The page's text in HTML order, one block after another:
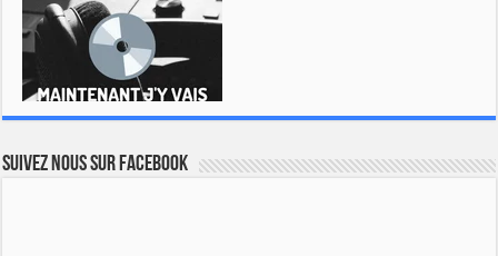
Suivez nous sur Facebook